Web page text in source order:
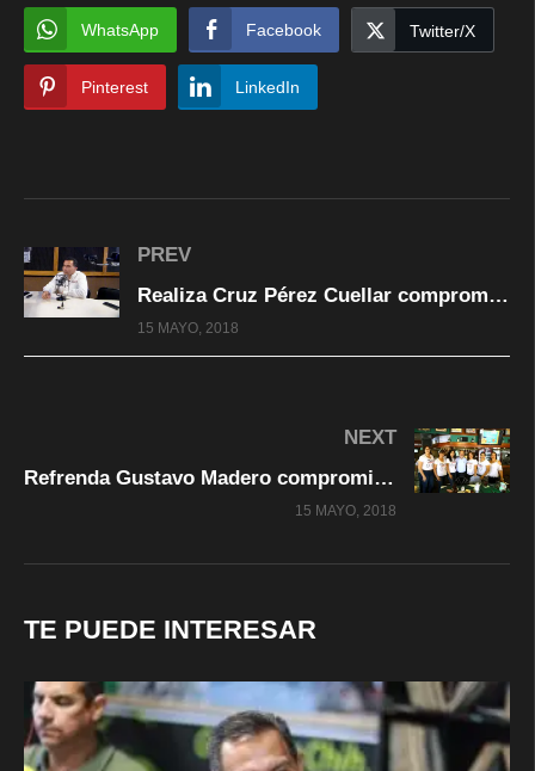
WhatsApp Facebook Twitter/X
Pinterest LinkedIn
PREV
Realiza Cruz Pérez Cuellar compromiso por la educación y por mejores condiciones para maestros
15 MAYO, 2018
NEXT
Refrenda Gustavo Madero compromiso con docentes del estado
15 MAYO, 2018
TE PUEDE INTERESAR